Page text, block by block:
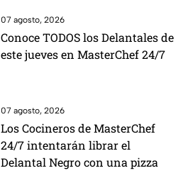
07 agosto, 2026
Conoce TODOS los Delantales de
este jueves en MasterChef 24/7
07 agosto, 2026
Los Cocineros de MasterChef
24/7 intentarán librar el
Delantal Negro con una pizza